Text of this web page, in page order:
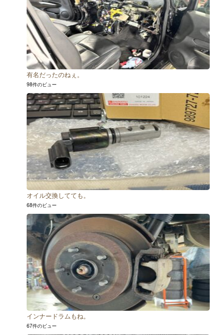
有名だったのねぇ。
98件のビュー
オイル交換してても。
68件のビュー
インナードラムもね。
67件のビュー